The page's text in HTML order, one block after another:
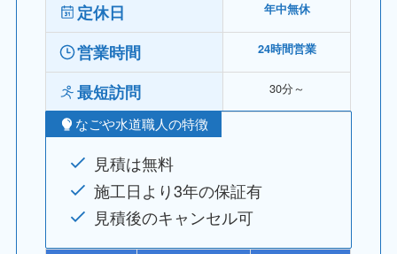
定休日 年中無休
営業時間 24時間営業
最短訪問 30分～
なごや水道職人の特徴
見積は無料
施工日より3年の保証有
見積後のキャンセル可